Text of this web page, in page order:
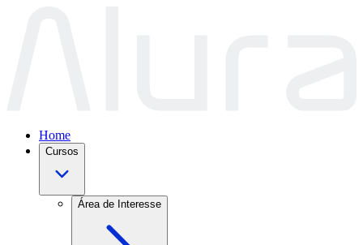
Home
Cursos
Área de Interesse